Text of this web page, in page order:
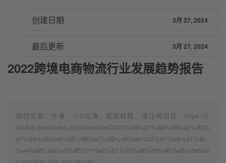
创建日期 3月 27, 2024
最后更新 3月 27, 2024
2022跨境电商物流行业发展趋势报告
原创文章，作者：小U出海，如若转载，请注明出处：https://u-
chuhai.com/index.php/download/2022%e8%b7%a8%e5%a2%83%
e7%94%b5%e5%95%86%e7%89%a9%e6%b5%81%e8%a1%8c
%e4%b8%9a%e5%8f%91%e5%b1%95%e8%b6%8b%e5%8a%bf